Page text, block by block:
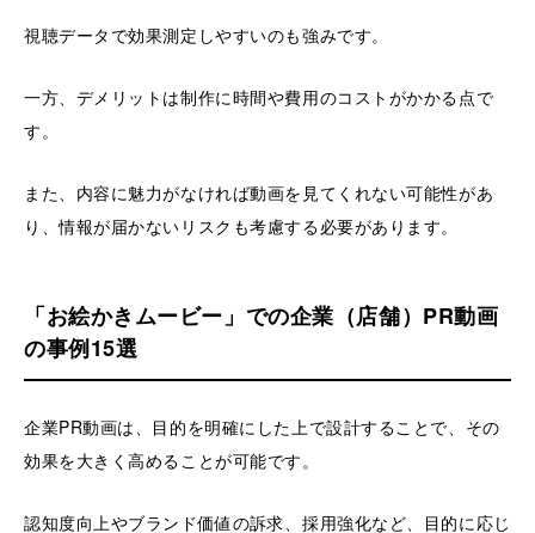
視聴データで効果測定しやすいのも強みです。
一方、デメリットは制作に時間や費用のコストがかかる点で
す。
また、内容に魅力がなければ動画を見てくれない可能性があ
り、情報が届かないリスクも考慮する必要があります。
「お絵かきムービー」での企業（店舗）PR動画
の事例15選
企業PR動画は、目的を明確にした上で設計することで、その
効果を大きく高めることが可能です。
認知度向上やブランド価値の訴求、採用強化など、目的に応じ